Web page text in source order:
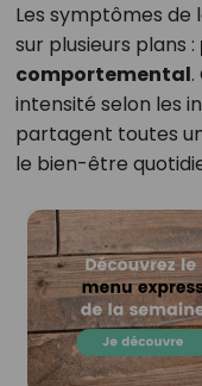
Les symptômes
sur plusieurs plans :
comportemental
intensité selon les
partagent toutes
le bien-être